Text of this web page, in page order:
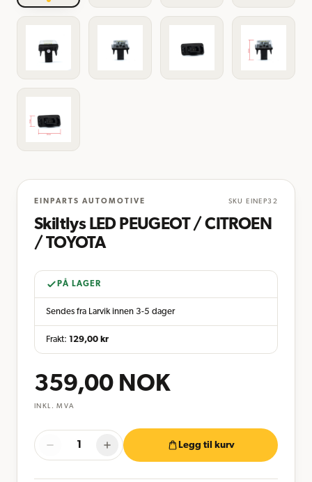
EINPARTS AUTOMOTIVE SKU EINEP32
Skiltlys LED PEUGEOT / CITROEN
/ TOYOTA
PÅ LAGER
Sendes fra Larvik innen 3-5 dager
Frakt: 129,00 kr
359,00 NOK
INKL. MVA
Legg til kurv